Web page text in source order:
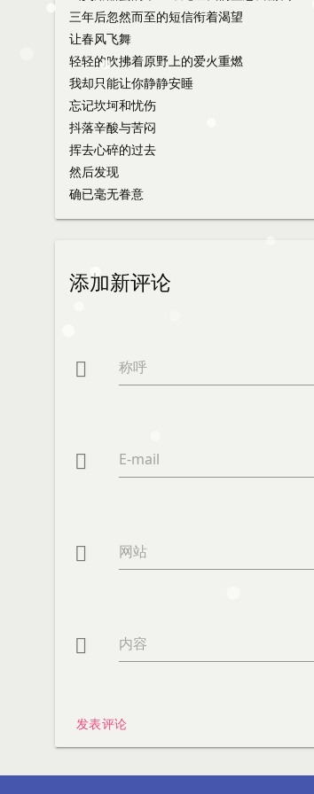
三年后忽然而至的短信衔着渴望
让春风飞舞
轻轻的吹拂着原野上的爱火重燃
我却只能让你静静安睡
忘记坎坷和忧伤
抖落辛酸与苦闷
挥去心碎的过去
然后发现
确已毫无眷意
添加新评论
 称呼
 E-mail
 网站
 内容
发表评论